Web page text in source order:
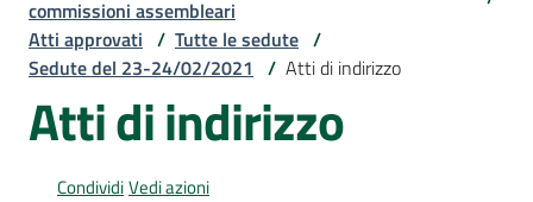
Assemblea
Attività
commissioni assembleari
Atti approvati / Tutte le sedute /
Sedute del 23-24/02/2021 / Atti di indirizzo
Atti di indirizzo
CondividiVedi azioni